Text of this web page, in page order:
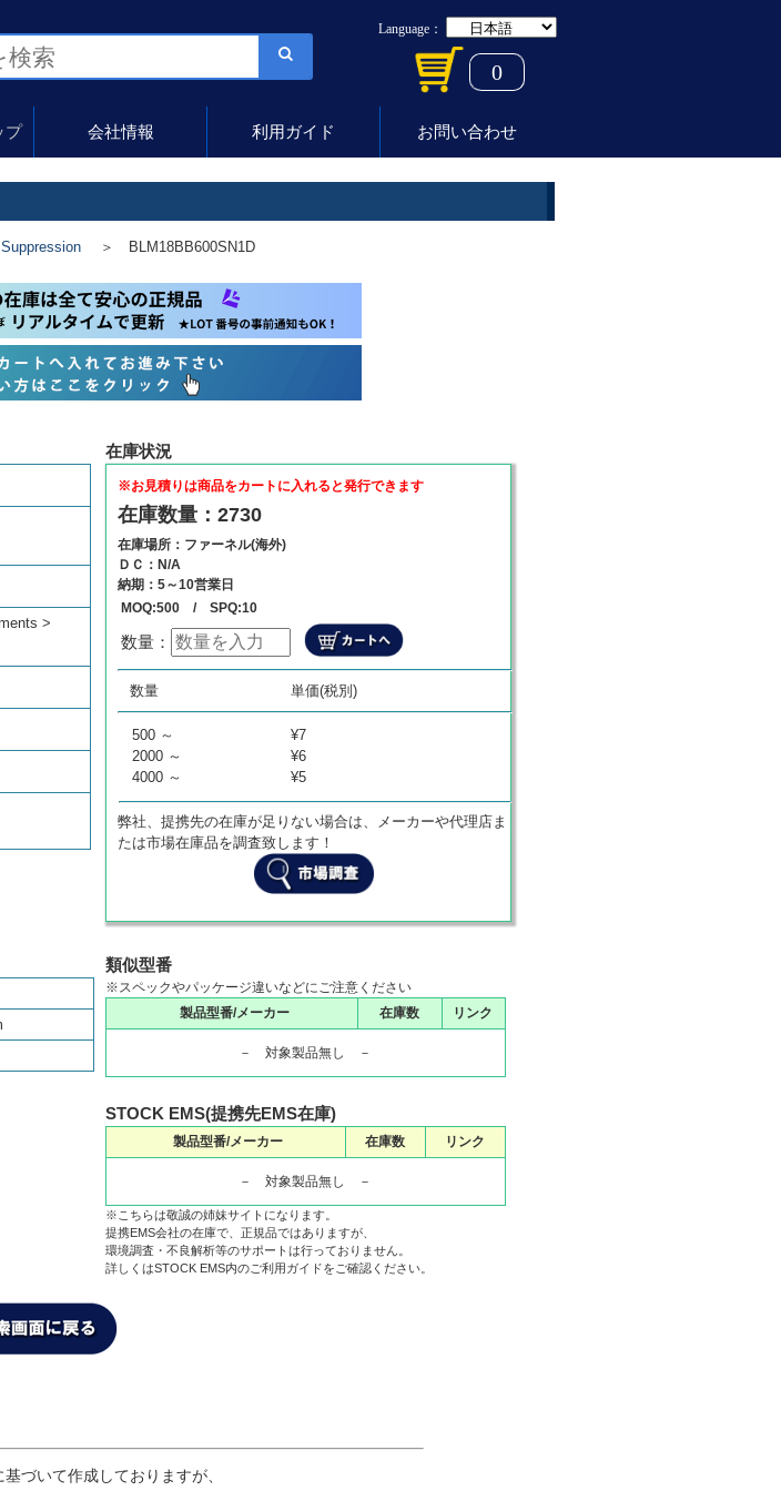
Language：
0
プ 会社情報 利用ガイド お問い合わせ
＞ BLM18BB600SN1D
>
在庫状況
※お見積りは商品をカートに入れると発行できます
在庫数量：2730
在庫場所：ファーネル(海外)
ＤＣ：N/A
納期：5～10営業日
MOQ:500 / SPQ:10
数量：
数量 単価 商品代金
0
数量 単価(税別)
500 ～
2000 ～
4000 ～
¥7
¥6
¥5
弊社、提携先の在庫が足りない場合は、メーカーや代理店ま
たは市場在庫品を調査致します！
類似型番
※スペックやパッケージ違いなどにご注意ください
製品型番/メーカー
在庫数 リンク
－ 対象製品無し －
STOCK EMS(提携先EMS在庫)
製品型番/メーカー 在庫数 リンク
－ 対象製品無し －
※こちらは敬誠の姉妹サイトになります。
提携EMS会社の在庫で、正規品ではありますが、
環境調査・不良解析等のサポートは行っておりません。
詳しくはSTOCK EMS内のご利用ガイドをご確認ください。
づいて作成しておりますが、